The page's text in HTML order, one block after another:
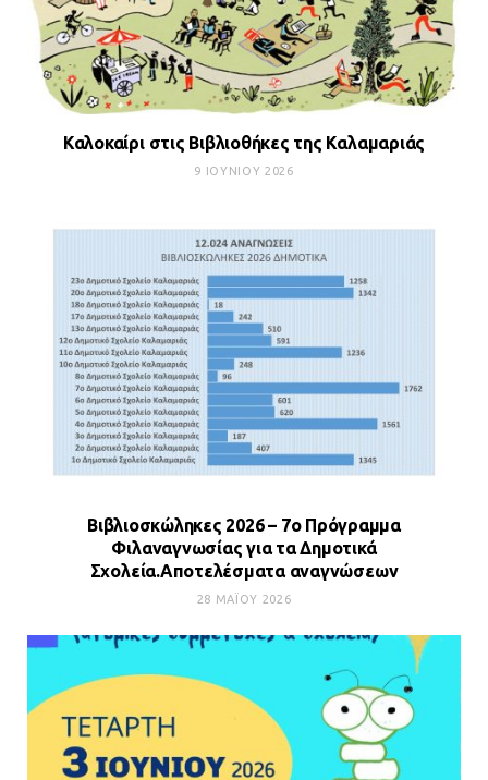
Καλοκαίρι στις Βιβλιοθήκες της Καλαμαριάς
9 ΙΟΥΝΊΟΥ 2026
Βιβλιοσκώληκες 2026 – 7ο Πρόγραμμα
Φιλαναγνωσίας για τα Δημοτικά
Σχολεία.Αποτελέσματα αναγνώσεων
28 ΜΑΪ́ΟΥ 2026